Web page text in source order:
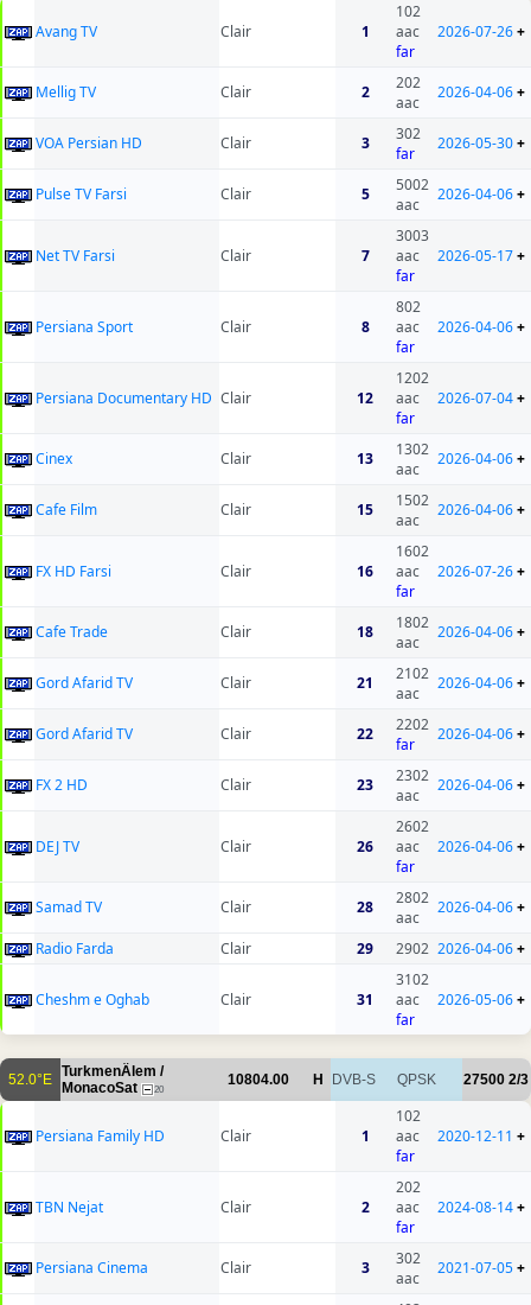
Avang TV Clair 1
102
aac
far
2026-07-26+
Mellig TV Clair 2
202
aac
2026-04-06+
VOA Persian HD Clair 3
302
far
2026-05-30+
Pulse TV Farsi Clair 5
5002
aac
2026-04-06+
Net TV Farsi Clair 7
3003
aac
far
2026-05-17+
Persiana Sport Clair 8
802
aac
far
2026-04-06+
Persiana Documentary HD Clair 12
1202
aac
far
2026-07-04+
Cinex Clair 13
1302
aac
2026-04-06+
Cafe Film Clair 15
1502
aac
2026-04-06+
FX HD Farsi Clair 16
1602
aac
far
2026-07-26+
Cafe Trade Clair 18
1802
aac
2026-04-06+
Gord Afarid TV Clair 21
2102
aac
2026-04-06+
Gord Afarid TV Clair 22
2202
far
2026-04-06+
FX 2 HD Clair 23
2302
aac
2026-04-06+
DEJ TV Clair 26
2602
aac
far
2026-04-06+
Samad TV Clair 28
2802
aac
2026-04-06+
Radio Farda Clair 29 2902 2026-04-06+
Cheshm e Oghab Clair 31
3102
aac
far
2026-05-06+
52.0°E TurkmenÄlem /
MonacoSat
20
10804.00 H DVB-S QPSK 27500 2/3
Persiana Family HD Clair 1
102
aac
far
2020-12-11 +
TBN Nejat Clair 2
202
aac
far
2024-08-14+
Persiana Cinema Clair 3
302
aac
2021-07-05+